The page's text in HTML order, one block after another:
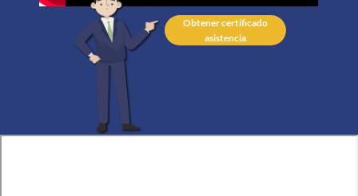
Obtener certificado
asistencia